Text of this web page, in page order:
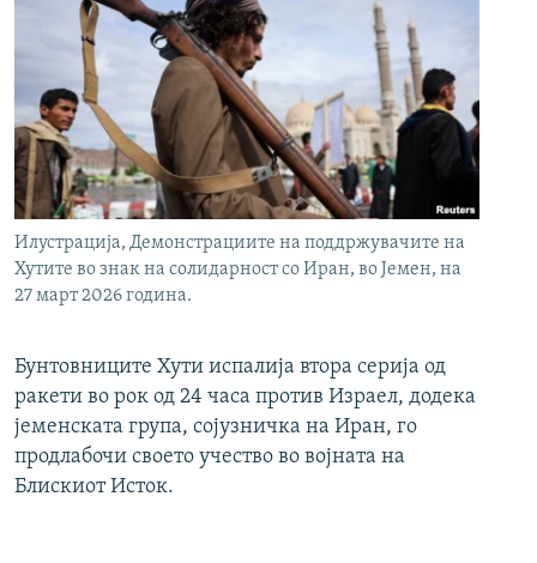
Илустрација, Демонстрациите на поддржувачите на
Хутите во знак на солидарност со Иран, во Јемен, на
27 март 2026 година.
Бунтовниците Хути испалија втора серија од
ракети во рок од 24 часа против Израел, додека
јеменската група, сојузничка на Иран, го
продлабочи своето учество во војната на
Блискиот Исток.